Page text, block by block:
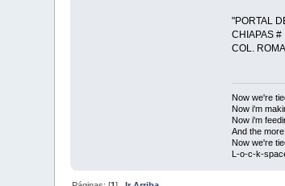
"PORTAL
CHIAPAS #
COL. ROMA
Now we're
Now i'm
Now i'm
And the
Now we're
L-o-c-k-